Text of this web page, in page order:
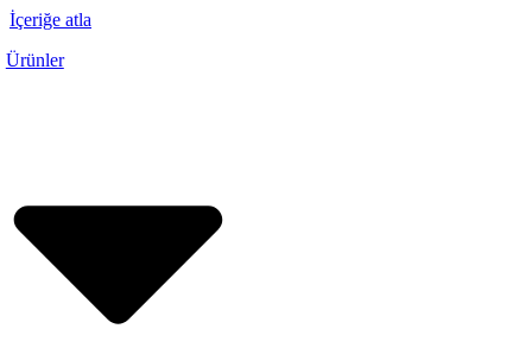
İçeriğe atla
Ürünler